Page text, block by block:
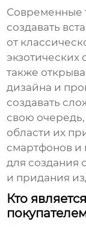
Современные
создавать
от
экзотических
также
дизайна и
создавать
свою
области их
смартфонов и
для создания
и придания
Кто